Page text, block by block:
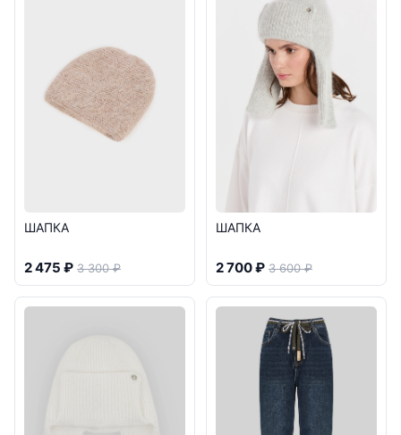
ШАПКА
2 475 ₽ 3 300 ₽
ШАПКА
2 700 ₽ 3 600 ₽